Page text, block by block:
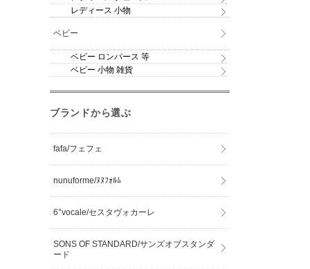
レディース 小物
ベビー
ベビー ロンパース 等
ベビー 小物 雑貨
ブランドから選ぶ
fafa/フェフェ
nunuforme/ﾇﾇﾌｫﾙﾑ
6°vocale/セスタヴォカーレ
SONS OF STANDARD/サンズオブスタンダ
ード